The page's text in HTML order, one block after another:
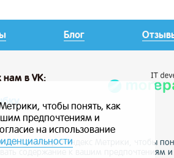
Блог
нам в VK:
с помощью Яндекс Метрики, чтобы
содержание к вашим предпочтениям и
чтобы понять, как
предпочтениям и
на использование